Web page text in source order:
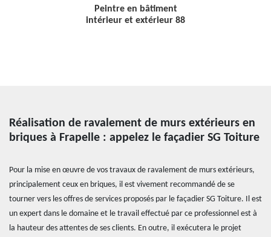
Peintre en bâtiment
intérieur et extérieur 88
Réalisation de ravalement de murs extérieurs en
briques à Frapelle : appelez le façadier SG Toiture
Pour la mise en œuvre de vos travaux de ravalement de murs extérieurs,
principalement ceux en briques, il est vivement recommandé de se
tourner vers les offres de services proposés par le façadier SG Toiture. Il est
un expert dans le domaine et le travail effectué par ce professionnel est à
la hauteur des attentes de ses clients. En outre, il exécutera le projet